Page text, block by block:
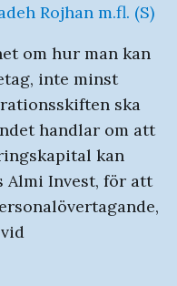
Rojhan m.fl. (S)
om hur man kan
inte minst
ska
handlar om att
kan
Almi Invest, för att